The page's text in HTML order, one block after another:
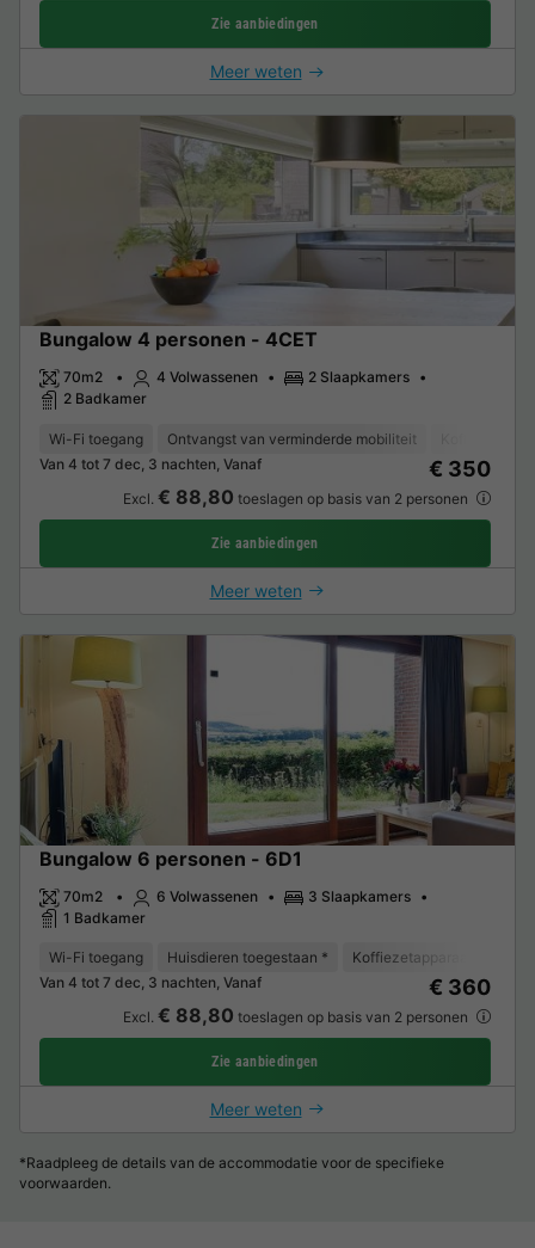
Zie aanbiedingen
Meer weten
Bungalow 4 personen - 4CET
70m2 4 Volwassenen
2 Slaapkamers
2 Badkamer
Wi-Fi toegang Ontvangst van verminderde mobiliteit
Van 4 tot 7 dec, 3 nachten, Vanaf
€ 350
Excl. € 88,80 toeslagen op basis van 2 personen
Zie aanbiedingen
Meer weten
Bungalow 6 personen - 6D1
70m2 6 Volwassenen
3 Slaapkamers
1 Badkamer
Wi-Fi toegang Huisdieren toegestaan * Koffiezetapparaat
Van 4 tot 7 dec, 3 nachten, Vanaf
€ 360
Excl. € 88,80 toeslagen op basis van 2 personen
Zie aanbiedingen
Meer weten
*Raadpleeg de details van de accommodatie voor de specifieke
voorwaarden.